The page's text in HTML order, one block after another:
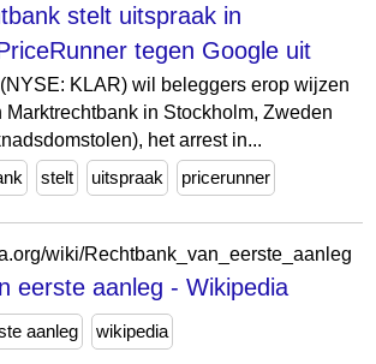
stelt uitspraak in
tegen Google uit
KLAR) wil beleggers erop wijzen
Marktrechtbank in Stockholm, Zweden
het arrest in...
stelt uitspraak pricerunner
wiki/Rechtbank_van_eerste_aanleg
eerste aanleg - Wikipedia
aanleg wikipedia